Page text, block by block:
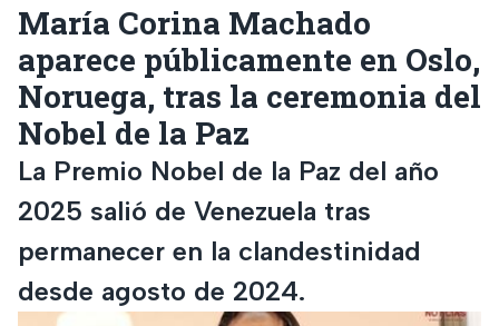
María Corina Machado
aparece públicamente en Oslo,
Noruega, tras la ceremonia del
Nobel de la Paz
La Premio Nobel de la Paz del año
2025 salió de Venezuela tras
permanecer en la clandestinidad
desde agosto de 2024.